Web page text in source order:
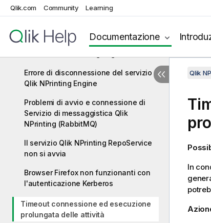
Qlik.com Community Learning
Documentazione
Qlik NPrinting Engine con errore di
licenza di QlikView Desktop
Stato di Qlik NPrinting Engine Offline
Errore di disconnessione del servizio
Qlik NPrinting Engine
Problemi di avvio e connessione di
Servizio di messaggistica Qlik
NPrinting (RabbitMQ)
Il servizio Qlik NPrinting RepoService
non si avvia
Browser Firefox non funzionanti con
l'autenticazione Kerberos
Timeout connessione ed esecuzione
prolungata delle attività
Qlik
In